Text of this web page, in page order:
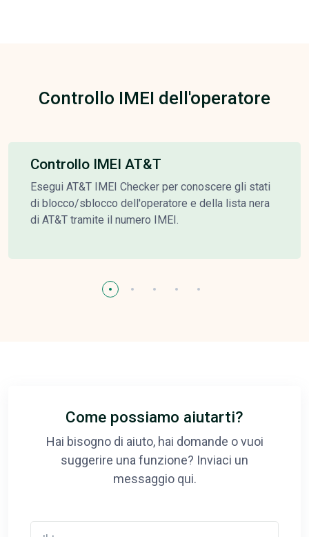
Controllo IMEI dell'operatore
Controllo IMEI AT&T
Esegui AT&T IMEI Checker per conoscere gli stati
di blocco/sblocco dell'operatore e della lista nera
di AT&T tramite il numero IMEI.
Come possiamo aiutarti?
Hai bisogno di aiuto, hai domande o vuoi
suggerire una funzione? Inviaci un
messaggio qui.